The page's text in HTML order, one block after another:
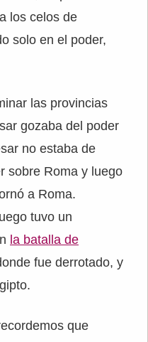
los celos de
solo en el poder,
las provincias
gozaba del poder
no estaba de
sobre Roma y luego
a Roma.
tuvo un
la batalla de
fue derrotado, y
que